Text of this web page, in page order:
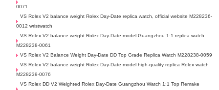
0071
VS Rolex V2 balance weight Rolex Day-Date replica watch, official website M228236-
0012 wristwatch
VS Rolex V2 balance weight Rolex Day-Date model Guangzhou 1:1 replica watch
M228238-0061
VS Rolex V2 Balance Weight Day-Date DD Top Grade Replica Watch M228238-0059
VS Rolex V2 balance weight Rolex Day-Date model high-quality replica Rolex watch
M228239-0076
VS Rolex DD V2 Weighted Rolex Day-Date Guangzhou Watch 1:1 Top Remake